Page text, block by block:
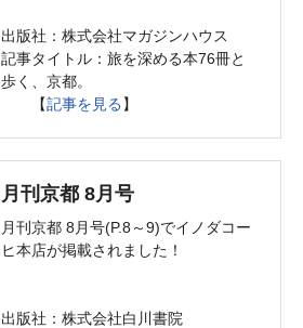
出版社：株式会社マガジンハウス
記事タイトル：旅を深める本76冊と
歩く、京都。
【記事を見る 】
月刊京都 8月号
月刊京都 8月号(P.8～9)でイノダコー
ヒ本店が掲載されました！
出版社：株式会社白川書院